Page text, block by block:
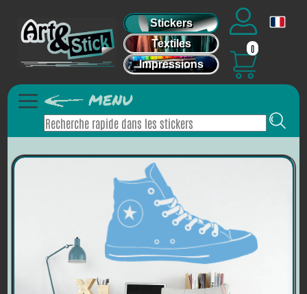
Stickers
Textiles
Impressions
0